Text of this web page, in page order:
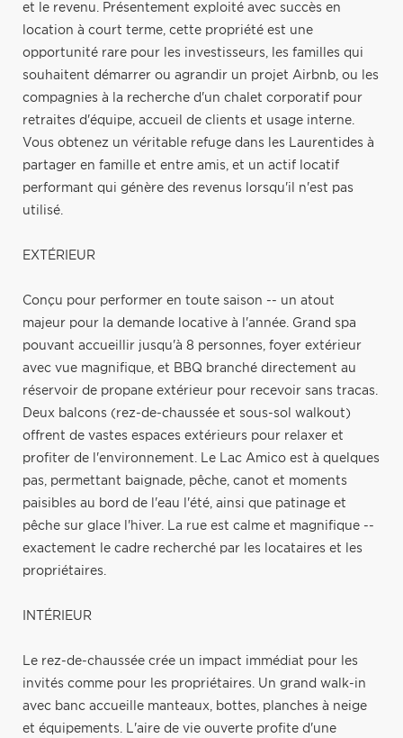
et le revenu. Présentement exploité avec succès en
location à court terme, cette propriété est une
opportunité rare pour les investisseurs, les familles qui
souhaitent démarrer ou agrandir un projet Airbnb, ou les
compagnies à la recherche d'un chalet corporatif pour
retraites d'équipe, accueil de clients et usage interne.
Vous obtenez un véritable refuge dans les Laurentides à
partager en famille et entre amis, et un actif locatif
performant qui génère des revenus lorsqu'il n'est pas
utilisé.
EXTÉRIEUR
Conçu pour performer en toute saison -- un atout
majeur pour la demande locative à l'année. Grand spa
pouvant accueillir jusqu'à 8 personnes, foyer extérieur
avec vue magnifique, et BBQ branché directement au
réservoir de propane extérieur pour recevoir sans tracas.
Deux balcons (rez-de-chaussée et sous-sol walkout)
offrent de vastes espaces extérieurs pour relaxer et
profiter de l'environnement. Le Lac Amico est à quelques
pas, permettant baignade, pêche, canot et moments
paisibles au bord de l'eau l'été, ainsi que patinage et
pêche sur glace l'hiver. La rue est calme et magnifique --
exactement le cadre recherché par les locataires et les
propriétaires.
INTÉRIEUR
Le rez-de-chaussée crée un impact immédiat pour les
invités comme pour les propriétaires. Un grand walk-in
avec banc accueille manteaux, bottes, planches à neige
et équipements. L'aire de vie ouverte profite d'une